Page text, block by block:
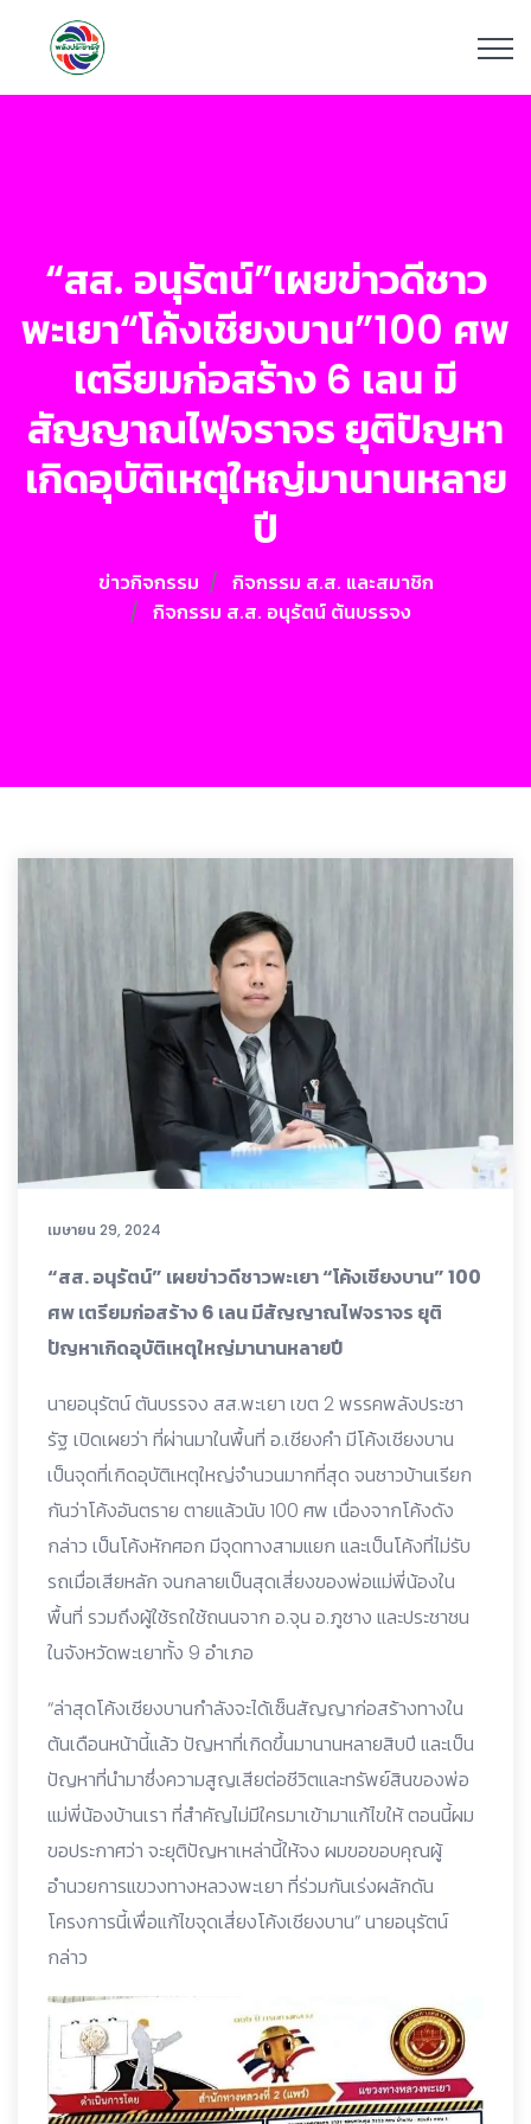
“สส. อนุรัตน์”เผยข่าวดีชาว
พะเยา“โค้งเชียงบาน”100 ศพ
เตรียมก่อสร้าง 6 เลน มี
สัญญาณไฟจราจร ยุติปัญหา
เกิดอุบัติเหตุใหญ่มานานหลาย
ปี
ข่าวกิจกรรม
กิจกรรม ส.ส. และสมาชิก
กิจกรรม ส.ส. อนุรัตน์ ต้นบรรจง
เมษายน 29, 2024
“สส. อนุรัตน์” เผยข่าวดีชาวพะเยา “โค้งเชียงบาน” 100
ศพ เตรียมก่อสร้าง 6 เลน มีสัญญาณไฟจราจร ยุติ
ปัญหาเกิดอุบัติเหตุใหญ่มานานหลายปี
นายอนุรัตน์ ตันบรรจง สส.พะเยา เขต 2 พรรคพลังประชา
รัฐ เปิดเผยว่า ที่ผ่านมาในพื้นที่ อ.เชียงคำ มีโค้งเชียงบาน
เป็นจุดที่เกิดอุบัติเหตุใหญ่จำนวนมากที่สุด จนชาวบ้านเรียก
กันว่าโค้งอันตราย ตายแล้วนับ 100 ศพ เนื่องจากโค้งดัง
กล่าว เป็นโค้งหักศอก มีจุดทางสามแยก และเป็นโค้งที่ไม่รับ
รถเมื่อเสียหลัก จนกลายเป็นสุดเสี่ยงของพ่อแม่พี่น้องใน
พื้นที่ รวมถึงผู้ใช้รถใช้ถนนจาก อ.จุน อ.ภูซาง และประชาชน
ในจังหวัดพะเยาทั้ง 9 อำเภอ
“ล่าสุดโค้งเชียงบานกำลังจะได้เซ็นสัญญาก่อสร้างทางใน
ต้นเดือนหน้านี้แล้ว ปัญหาที่เกิดขึ้นมานานหลายสิบปี และเป็น
ปัญหาที่นำมาซึ่งความสูญเสียต่อชีวิตและทรัพย์สินของพ่อ
แม่พี่น้องบ้านเรา ที่สำคัญไม่มีใครมาเข้ามาแก้ไขให้ ตอนนี้ผม
ขอประกาศว่า จะยุติปัญหาเหล่านี้ให้จง ผมขอขอบคุณผู้
อำนวยการแขวงทางหลวงพะเยา ที่ร่วมกันเร่งผลักดัน
โครงการนี้เพื่อแก้ไขจุดเสี่ยงโค้งเชียงบาน” นายอนุรัตน์
กล่าว